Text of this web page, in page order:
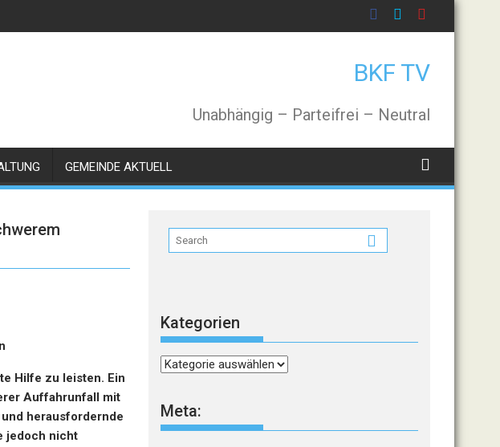
BKF TV
Unabhängig – Parteifrei – Neutral
GEMEINDE AKTUELL
Hilfe zu leisten. Ein
Auffahrunfall mit
herausfordernde
jedoch nicht
Kategorien
Kategorien
Meta: